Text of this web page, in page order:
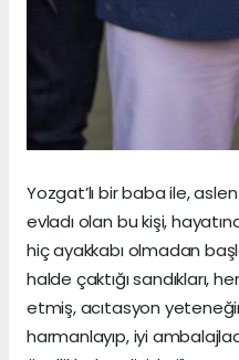
Yozgat’lı bir baba ile,
evladı olan bu kişi,
hiç ayakkabı olmadan
halde çaktığı sandıkları,
etmiş, acıtasyon
harmanlayıp, iyi